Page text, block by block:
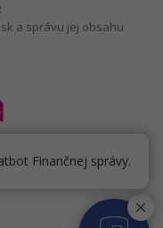
a správu jej obsahu
Finančnej správy.